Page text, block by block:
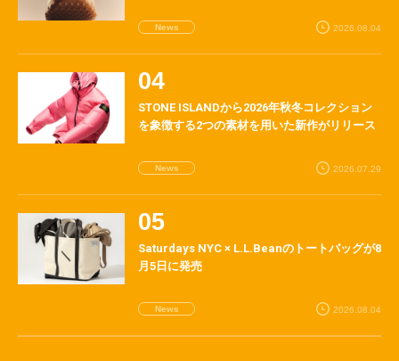
News 2026.08.04
STONE ISLANDから2026年秋冬コレクション
を象徴する2つの素材を用いた新作がリリース
News 2026.07.29
Saturdays NYC × L.L.Beanのトートバッグが8
月5日に発売
News 2026.08.04